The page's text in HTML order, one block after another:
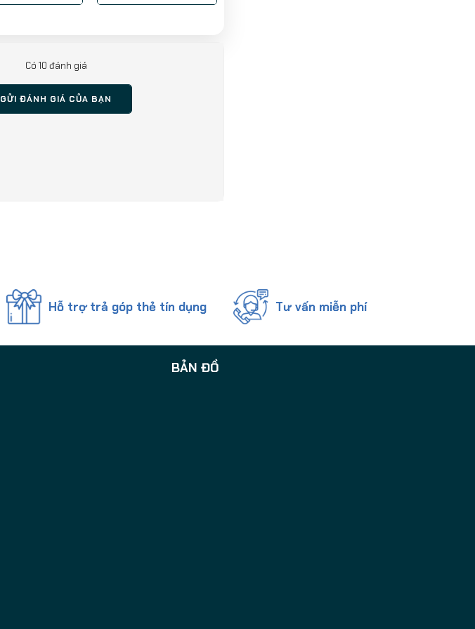
Có 10 đánh giá
GỬI ĐÁNH GIÁ CỦA BẠN
Hỗ trợ trả góp thẻ tín dụng Tư vấn miễn phí
BẢN ĐỒ